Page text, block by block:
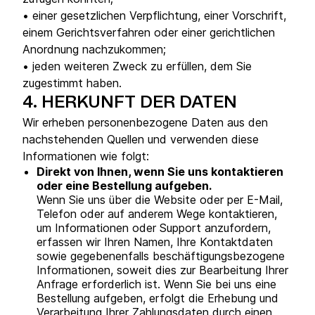
• einer gesetzlichen Verpflichtung, einer Vorschrift,
einem Gerichtsverfahren oder einer gerichtlichen
Anordnung nachzukommen;
• jeden weiteren Zweck zu erfüllen, dem Sie
zugestimmt haben.
4. HERKUNFT DER DATEN
Wir erheben personenbezogene Daten aus den
nachstehenden Quellen und verwenden diese
Informationen wie folgt:
Direkt von Ihnen, wenn Sie uns kontaktieren
oder eine Bestellung aufgeben.
Wenn Sie uns über die Website oder per E-Mail,
Telefon oder auf anderem Wege kontaktieren,
um Informationen oder Support anzufordern,
erfassen wir Ihren Namen, Ihre Kontaktdaten
sowie gegebenenfalls beschäftigungsbezogene
Informationen, soweit dies zur Bearbeitung Ihrer
Anfrage erforderlich ist. Wenn Sie bei uns eine
Bestellung aufgeben, erfolgt die Erhebung und
Verarbeitung Ihrer Zahlungsdaten durch einen